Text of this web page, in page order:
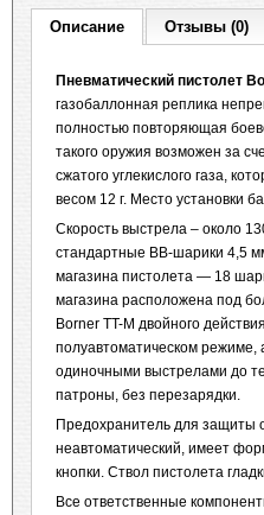
Описание Отзывы (0)
Пневматический пистолет
газобаллонная реплика
полностью повторяющая
такого оружия возможен за
сжатого углекислого газа,
весом 12 г. Место установки
Скорость выстрела – около
стандартные ВВ-шарики 4,5
магазина пистолета — 18
магазина расположена под
Borner TT-M двойного
полуавтоматическом режиме,
одиночными выстрелами до
патроны, без перезарядки.
Предохранитель для защиты
неавтоматический, имеет
кнопки. Ствол пистолета
Все ответственные